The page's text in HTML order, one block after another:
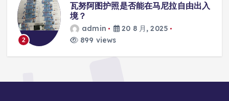
2
瓦努阿图护照是否能在马尼拉自由出入
境？
admin
20 8 月, 2025
899 views